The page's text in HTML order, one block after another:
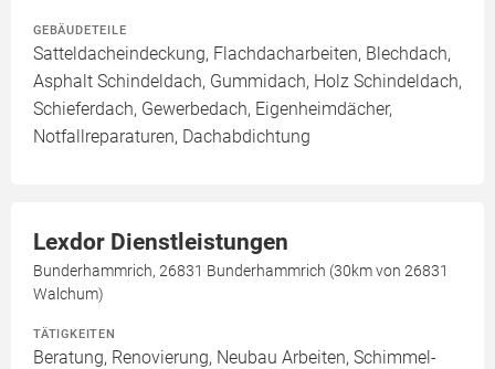
GEBÄUDETEILE
Satteldacheindeckung, Flachdacharbeiten, Blechdach,
Asphalt Schindeldach, Gummidach, Holz Schindeldach,
Schieferdach, Gewerbedach, Eigenheimdächer,
Notfallreparaturen, Dachabdichtung
Lexdor Dienstleistungen
Bunderhammrich, 26831 Bunderhammrich (30km von 26831
Walchum)
TÄTIGKEITEN
Beratung, Renovierung, Neubau Arbeiten, Schimmel-